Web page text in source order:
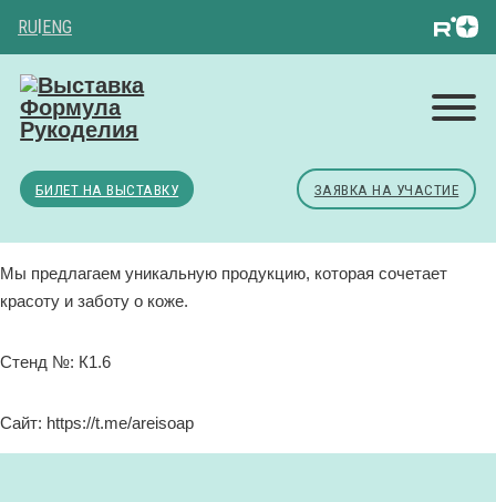
RU|ENG
БИЛЕТ НА ВЫСТАВКУ ЗАЯВКА НА УЧАСТИЕ
Мы предлагаем уникальную продукцию, которая сочетает
красоту и заботу о коже.
Стенд №: К1.6
Сайт: https://t.me/areisoap